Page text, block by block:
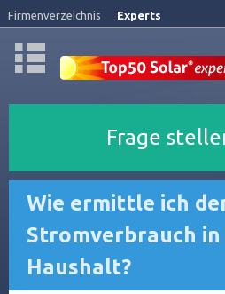
Firmenverzeichnis Experts
Frage
Wie ermittle ich
Stromverbrauch in
Haushalt?